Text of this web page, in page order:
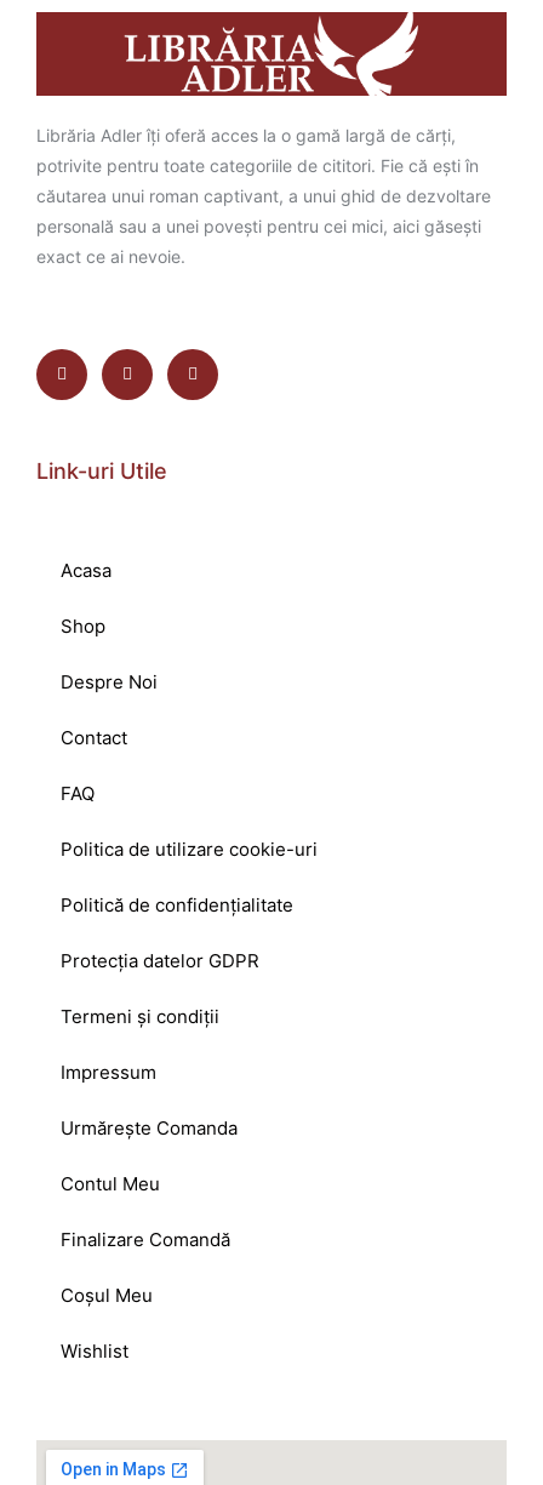
Librăria Adler îți oferă acces la o gamă largă de cărți,
potrivite pentru toate categoriile de cititori. Fie că ești în
căutarea unui roman captivant, a unui ghid de dezvoltare
personală sau a unei povești pentru cei mici, aici găsești
exact ce ai nevoie.
Link-uri Utile
Acasa
Shop
Despre Noi
Contact
FAQ
Politica de utilizare cookie-uri
Politică de confidențialitate
Protecția datelor GDPR
Termeni și condiții
Impressum
Urmărește Comanda
Contul Meu
Finalizare Comandă
Coșul Meu
Wishlist